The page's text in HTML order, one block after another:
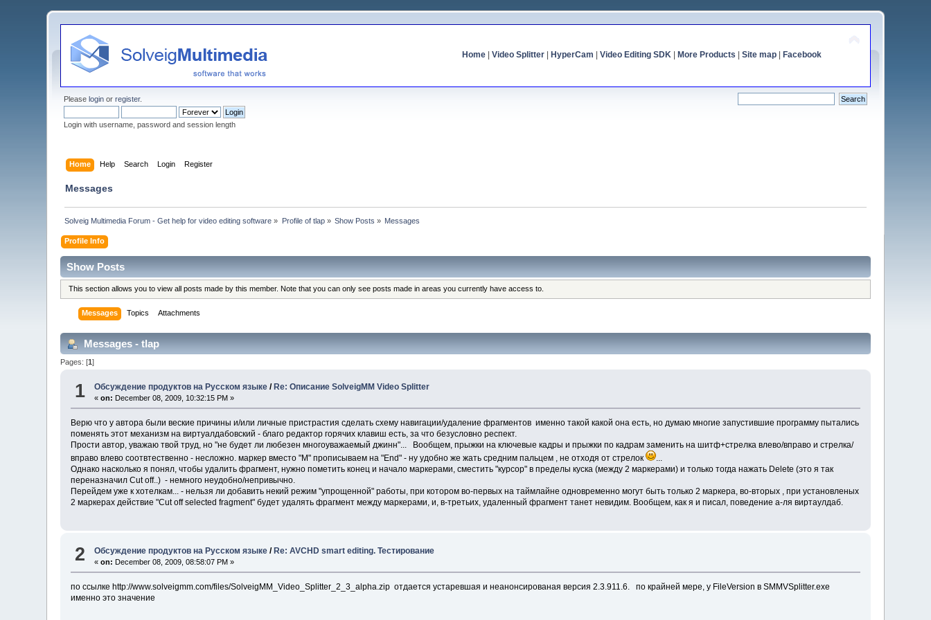
Home| Video Splitter| HyperCam Video Editing SDK| More Products Site map| Facebook
Pleaselogin orregister.
Login with username, password and session length
Home Help Search Login Register
Messages
Solveig Multimedia Forum - Get help for video editing software » Profile of tlap» Show Posts » Messages
Profile Info
Show Posts
This section allows you to view all posts made by this member. Note that you can only see posts made in areas you currently have access to.
Messages Topics Attachments
Messages - tlap
Pages: [1]
1 Обсуждение продуктов на Русском языке / Re: Описание SolveigMM Video Splitter
«on: December 08, 2009, 10:32:15 PM »
Верю что у автора были веские причины и/или личные пристрастия сделать схему навигации/удаление фрагментов именно такой какой она есть, но думаю многие запустившие программу пытались
поменять этот механизм на виртуалдабовский - благо редактор горячих клавиш есть, за что безусловно респект.
Прости автор, уважаю твой труд, но "не будет ли любезен многоуважаемый джинн"... Вообщем, прыжки на ключевые кадры и прыжки по кадрам заменить на шитф+стрелка влево/вправо и стрелка/
вправо влево соотвтественно - несложно. маркер вместо "М" прописываем на "End" - ну удобно же жать средним пальцем , не отходя от стрелок
...
Однако насколько я понял, чтобы удалить фрагмент, нужно пометить конец и начало маркерами, сместить "курсор" в пределы куска (между 2 маркерами) и только тогда нажать Delete (это я так
переназначил Cut off..) - немного неудобно/непривычно.
Перейдем уже к хотелкам... - нельзя ли добавить некий режим "упрощенной" работы, при котором во-первых на таймлайне одновременно могут быть только 2 маркера, во-вторых , при установленых
2 маркерах действие "Сut off selected fragment" будет удалять фрагмент между маркерами, и, в-третьих, удаленный фрагмент танет невидим. Вообщем, как я и писал, поведение а-ля виртаулдаб.
2 Обсуждение продуктов на Русском языке /Re: AVCHD smart editing. Тестирование
«on: December 08, 2009, 08:58:07 PM »
по ссылке http://www.solveigmm.com/files/SolveigMM_Video_Splitter_2_3_alpha.zip отдается устаревшая и неанонсированая версия 2.3.911.6. по крайней мере, у FileVersion в SMMVSplitter.exe
именно это значение